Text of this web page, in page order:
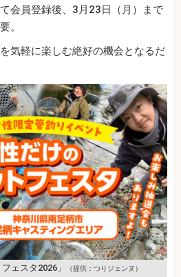
会員登録後、3月23日（月）まで
。
気軽に楽しむ絶好の機会となるだ
ェスタ2026」 （提供：つりジェンヌ）